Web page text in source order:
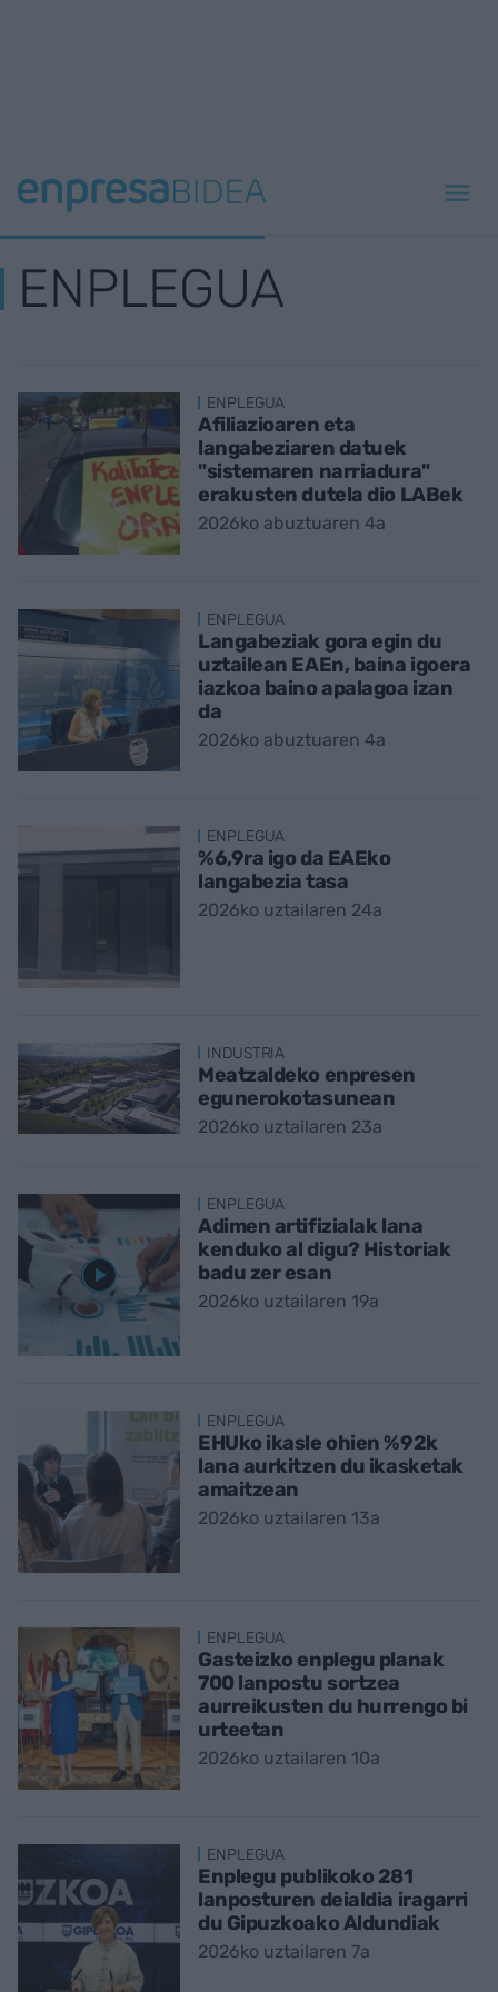
ENPLEGUA
ENPLEGUA
Afiliazioaren eta
langabeziaren datuek
"sistemaren narriadura"
erakusten dutela dio LABek
2026ko abuztuaren 4a
ENPLEGUA
Langabeziak gora egin du
uztailean EAEn, baina igoera
iazkoa baino apalagoa izan
da
2026ko abuztuaren 4a
ENPLEGUA
%6,9ra igo da EAEko
langabezia tasa
2026ko uztailaren 24a
INDUSTRIA
Meatzaldeko enpresen
egunerokotasunean
2026ko uztailaren 23a
ENPLEGUA
Adimen artifizialak lana
kenduko al digu? Historiak
badu zer esan
2026ko uztailaren 19a
ENPLEGUA
EHUko ikasle ohien %92k
lana aurkitzen du ikasketak
amaitzean
2026ko uztailaren 13a
ENPLEGUA
Gasteizko enplegu planak
700 lanpostu sortzea
aurreikusten du hurrengo bi
urteetan
2026ko uztailaren 10a
ENPLEGUA
Enplegu publikoko 281
lanposturen deialdia iragarri
du Gipuzkoako Aldundiak
2026ko uztailaren 7a